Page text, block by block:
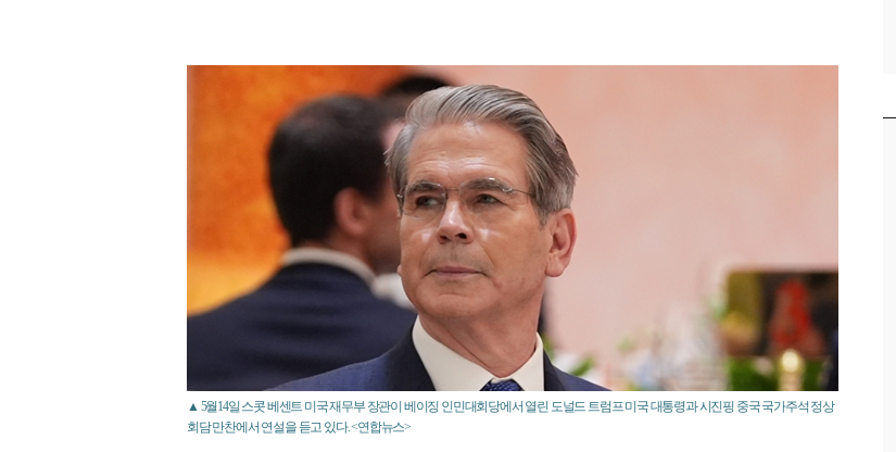
▲ 5월14일 스콧 베센트 미국 재무부 장관이 베이징 인민대회당에서 열린 도널드 트럼프 미국 대통령과 시진핑 중국 국가주석 정상
회담 만찬에서 연설을 듣고 있다. <연합뉴스>